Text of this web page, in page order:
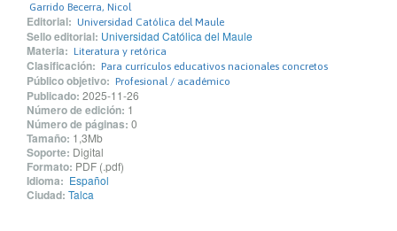
Garrido Becerra, Nicol
Editorial: Universidad Católica del Maule
Sello editorial: Universidad Católica del Maule
Materia: Literatura y retórica
Clasificación: Para currículos educativos nacionales concretos
Público objetivo: Profesional / académico
Publicado: 2025-11-26
Número de edición: 1
Número de páginas: 0
Tamaño: 1,3Mb
Soporte: Digital
Formato: PDF (.pdf)
Idioma: Español
Ciudad: Talca